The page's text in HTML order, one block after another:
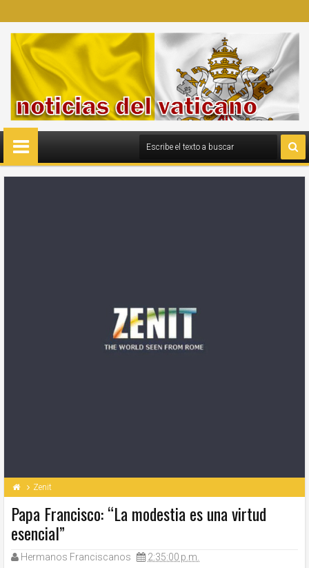
Zenit
Papa Francisco: “La modestia es una virtud
esencial”
Hermanos Franciscanos 2:35:00 p.m.